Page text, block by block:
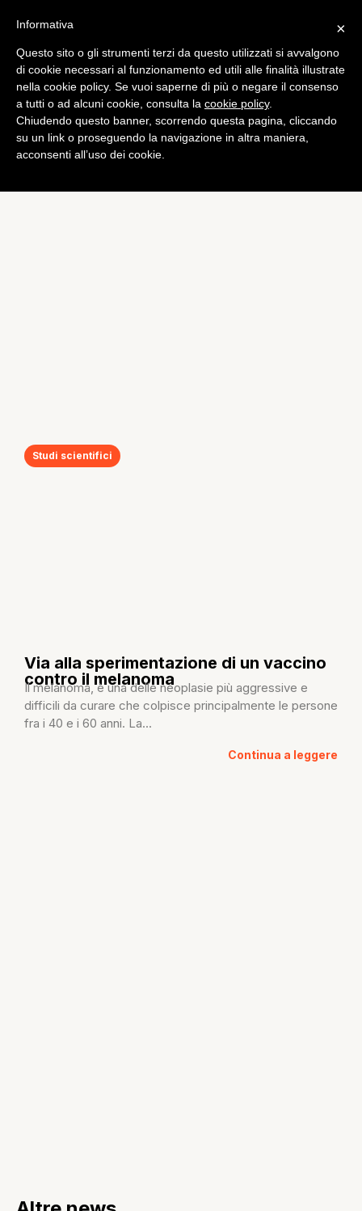
Studi scientifici
Via alla sperimentazione di un vaccino
contro il melanoma
Il melanoma, è una delle neoplasie più aggressive e
difficili da curare che colpisce principalmente le persone
fra i 40 e i 60 anni. La...
Continua a leggere
×
Informativa
Questo sito o gli strumenti terzi da questo utilizzati si avvalgono
di cookie necessari al funzionamento ed utili alle finalità illustrate
nella cookie policy. Se vuoi saperne di più o negare il consenso
a tutti o ad alcuni cookie, consulta la cookie policy.
Chiudendo questo banner, scorrendo questa pagina, cliccando
su un link o proseguendo la navigazione in altra maniera,
acconsenti all’uso dei cookie.